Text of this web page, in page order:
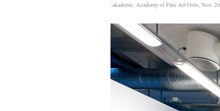
-akademi;: Academy of Fine Art Oslo, Nov.